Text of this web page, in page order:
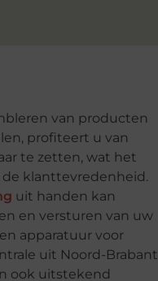
van producten
profiteert u van
te zetten, wat het
klanttevredenheid.
uit handen kan
en versturen van uw
apparatuur voor
uit Noord-Brabant
ook uitstekend